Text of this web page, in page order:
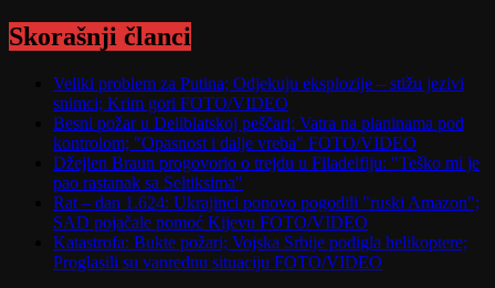
Skorašnji članci
Veliki problem za Putina; Odjekuju eksplozije – stižu jezivi
snimci; Krim gori FOTO/VIDEO
Besni požar u Deliblatskoj peščari; Vatra na planinama pod
kontrolom; "Opasnost i dalje vreba" FOTO/VIDEO
Džejlen Braun progovorio o trejdu u Filadelfiju: "Teško mi je
pao rastanak sa Seltiksima"
Rat – dan 1.624: Ukrajinci ponovo pogodili "ruski Amazon";
SAD pojačale pomoć Kijevu FOTO/VIDEO
Katastrofa: Bukte požari; Vojska Srbije podigla helikoptere;
Proglasili su vanrednu situaciju FOTO/VIDEO